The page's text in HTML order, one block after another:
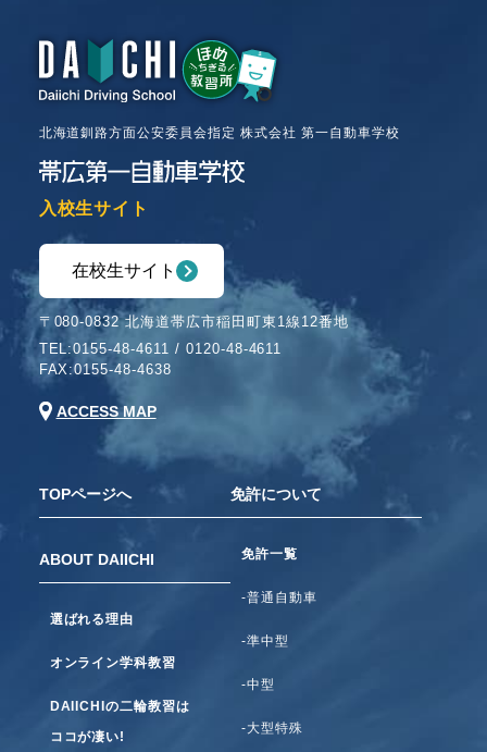
北海道釧路方面公安委員会指定 株式会社 第一自動車学校
入校生サイト
在校生サイト
〒080-0832 北海道帯広市稲田町東1線12番地
TEL:0155-48-4611 / 0120-48-4611
FAX:0155-48-4638
ACCESS MAP
TOPページへ
ABOUT DAIICHI
選ばれる理由
オンライン学科教習
DAIICHIの二輪教習は
ココが凄い!
免許について
免許一覧
-普通自動車
-準中型
-中型
-大型特殊